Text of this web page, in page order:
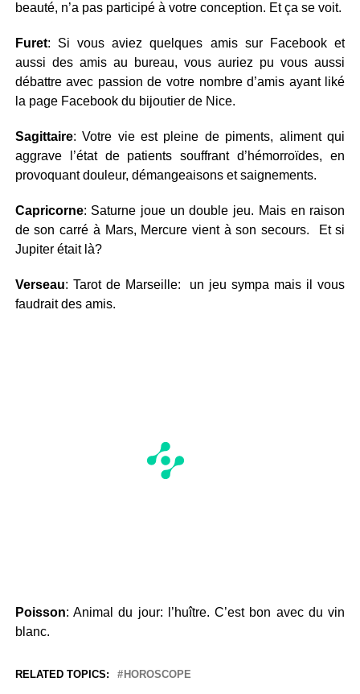
beauté, n’a pas participé à votre conception. Et ça se voit.
Furet: Si vous aviez quelques amis sur Facebook et
aussi des amis au bureau, vous auriez pu vous aussi
débattre avec passion de votre nombre d’amis ayant liké
la page Facebook du bijoutier de Nice.
Sagittaire: Votre vie est pleine de piments, aliment qui
aggrave l’état de patients souffrant d’hémorroïdes, en
provoquant douleur, démangeaisons et saignements.
Capricorne: Saturne joue un double jeu. Mais en raison
de son carré à Mars, Mercure vient à son secours. Et si
Jupiter était là?
Verseau: Tarot de Marseille: un jeu sympa mais il vous
faudrait des amis.
Poisson: Animal du jour: l’huître. C’est bon avec du vin
blanc.
RELATED TOPICS: HOROSCOPE